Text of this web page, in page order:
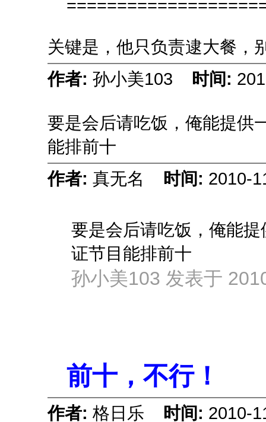
关键是，他只负责逮大餐，
作者: 孙小美103 时间:
要是会后请吃饭，俺能提供
能排前十
作者: 真无名 时间: 2010-
要是会后请吃饭，俺能
证节目能排前十
孙小美103 发表于
前十，不行！
作者: 格日乐 时间: 2010-